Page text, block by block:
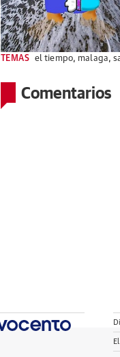
TEMAS el tiempo, malaga,
Comentarios